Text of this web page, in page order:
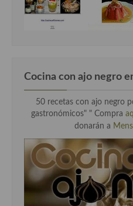
Cocina Andaluza
Cocina Canaria
Cocina Castellana
Cocina Castilla – La Mancha
Cocina Catalana
Cocina con ajo negro
50 recetas con ajo negro
gastronómicos" " Compra
donarán a